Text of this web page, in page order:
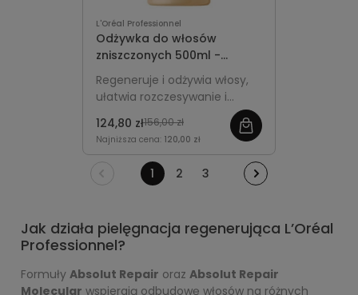
L'Oréal Professionnel
Odżywka do włosów
zniszczonych 500ml -
L'Oréal Professionnel
Absolut Repair Gold
Regeneruje i odżywia włosy,
ułatwia rozczesywanie i
przywraca im gładkość oraz
blask. Większa, ekonomiczna
pojemność idealna do
regularnej pielęgnacji.
124,80 zł156,00 zł
Najniższa cena: 120,00 zł
1 2 3
Jak działa pielęgnacja regenerująca L’Oréal
Professionnel?
Formuły Absolut Repair oraz Absolut Repair
Molecular wspierają odbudowę włosów na różnych